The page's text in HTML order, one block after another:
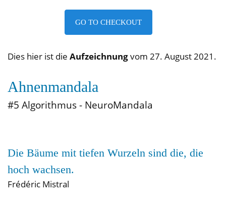
GO TO CHECKOUT
Dies hier ist die Aufzeichnungvom 27. August 2021.
Ahnenmandala
#5 Algorithmus - NeuroMandala
Die Bäume mit tiefen Wurzeln sind die, die
hoch wachsen.
Frédéric Mistral